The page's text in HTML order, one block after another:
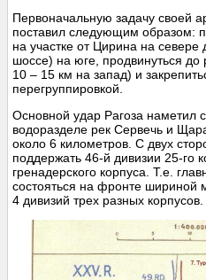
Первоначальную задачу своей
поставил следующим образом:
на участке от Цирина на
шоссе) на юге, продвинуться
10 – 15 км на запад) и
перегруппировкой.
Основной удар Рагоза наметил
водоразделе рек Сервечь и
около 6 километров. С двух
поддержать 46-й дивизии 25-го
гренадерского корпуса. Т.е.
состояться на фронте шириной
4 дивизий трех разных корпусов.